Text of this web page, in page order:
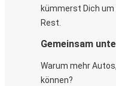
kümmerst Dich um
Rest.
Gemeinsam
Warum mehr
können?